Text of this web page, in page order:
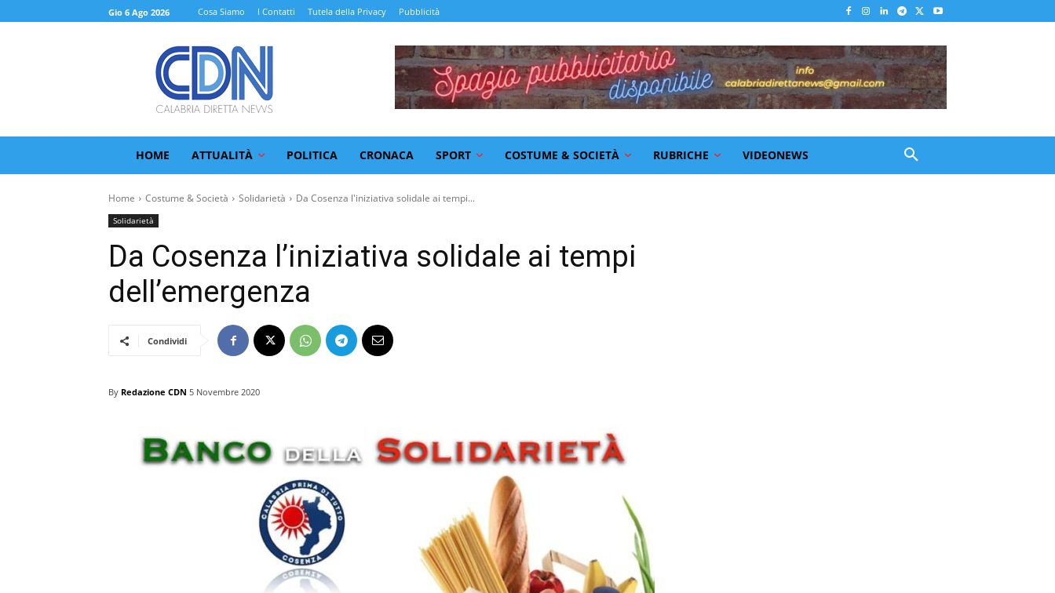
Gio 6 Ago 2026 Cosa Siamo I Contatti Tutela della Privacy Pubblicità
HOME ATTUALITÀ POLITICA CRONACA SPORT COSTUME & SOCIETÀ RUBRICHE VIDEONEWS
Home Costume & Società Solidarietà Da Cosenza l'iniziativa solidale ai tempi...
Solidarietà
Da Cosenza l’iniziativa solidale ai tempi
dell’emergenza
Condividi
By Redazione CDN 5 Novembre 2020